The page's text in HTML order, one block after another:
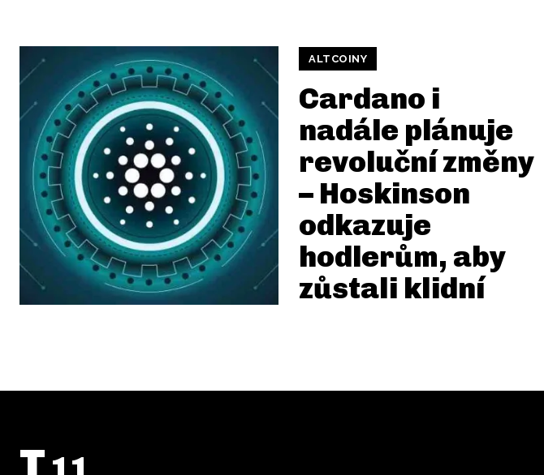
ALTCOINY
Cardano i
nadále plánuje
revoluční změny
– Hoskinson
odkazuje
hodlerům, aby
zůstali klidní